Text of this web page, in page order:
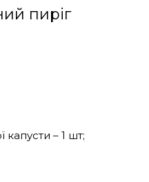
пиріг
– 1 шт;